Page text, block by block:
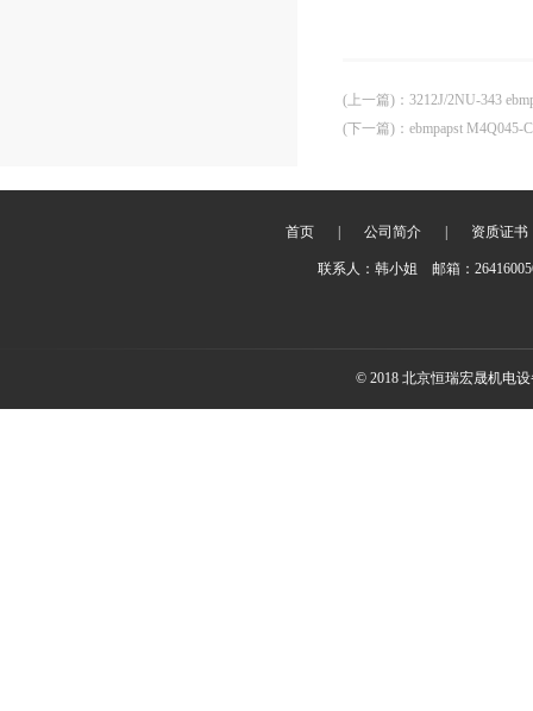
(上一篇) ： 3212J/2NU-343
(下一篇) ： ebmpapst
首页 公司简介 资质证书
联系人：韩小姐 邮箱：
© 2018 北京恒瑞宏晟机电